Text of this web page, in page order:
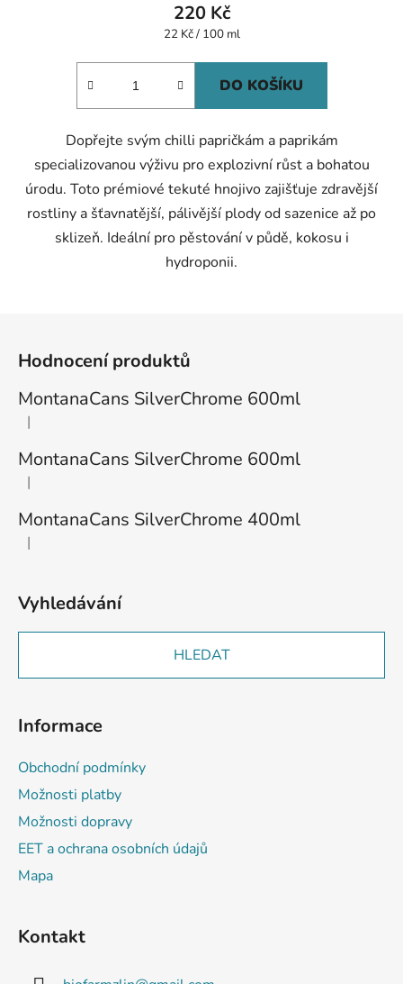
220 Kč
Měrná
22 Kč / 100 ml
DO KOŠÍKU
Dopřejte svým chilli papričkám a paprikám
specializovanou výživu pro explozivní růst a bohatou
úrodu. Toto prémiové tekuté hnojivo zajišťuje zdravější
rostliny a šťavnatější, pálivější plody od sazenice až po
sklizeň. Ideální pro pěstování v půdě, kokosu i
hydroponii.
Hodnocení produktů
MontanaCans SilverChrome 600ml
Hodnocení produktu je 1 z 5 hvězdiček.
|
MontanaCans SilverChrome 600ml
Hodnocení produktu je 3 z 5 hvězdiček.
|
MontanaCans SilverChrome 400ml
Hodnocení produktu je 2 z 5 hvězdiček.
|
Vyhledávání
HLEDAT
Informace
Obchodní podmínky
Možnosti platby
Možnosti dopravy
EET a ochrana osobních údajů
Mapa
Kontakt